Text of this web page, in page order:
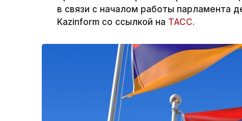
в связи с началом работы парламента
Kazinform со ссылкой на ТАСС.